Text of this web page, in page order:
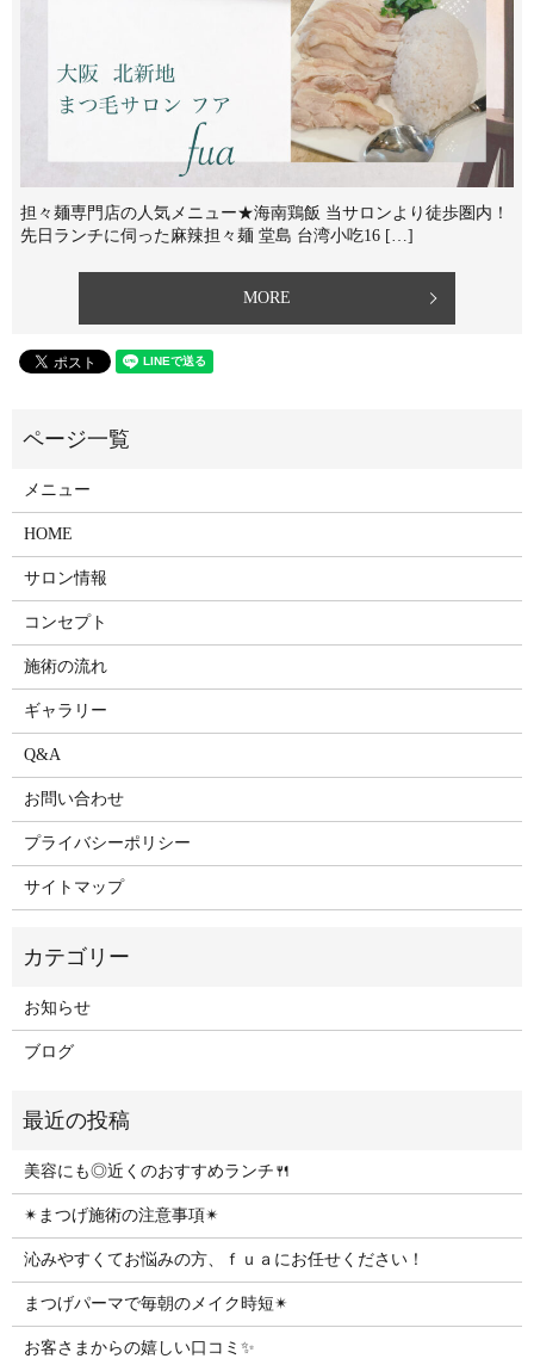
担々麺専門店の人気メニュー★海南鶏飯 当サロンより徒歩圏内！
先日ランチに伺った麻辣担々麺 堂島 台湾小吃16 […]
MORE
メニュー
HOME
サロン情報
コンセプト
施術の流れ
ギャラリー
Q&A
お問い合わせ
プライバシーポリシー
サイトマップ
お知らせ
ブログ
美容にも◎近くのおすすめランチ🍴
✴︎まつげ施術の注意事項✴︎
沁みやすくてお悩みの方、ｆｕａにお任せください！
まつげパーマで毎朝のメイク時短✴︎
お客さまからの嬉しい口コミ✨